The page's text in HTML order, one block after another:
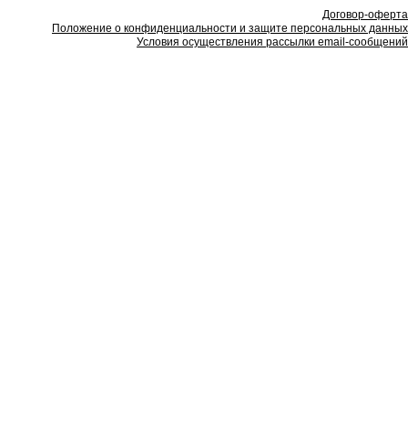
Договор-оферта
Положение о конфиденциальности и защите персональных данных
Условия осуществления рассылки email-сообщений